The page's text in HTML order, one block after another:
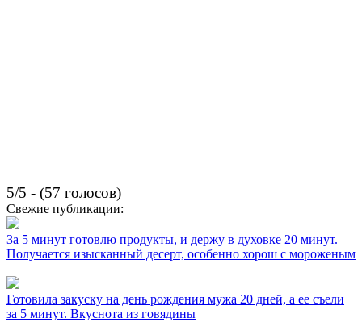
5/5 - (57 голосов)
Свежие публикации:
За 5 минут готовлю продукты, и держу в духовке 20 минут.
Получается изысканный десерт, особенно хорош с мороженым
Готовила закуску на день рождения мужа 20 дней, а ее съели
за 5 минут. Вкуснота из говядины